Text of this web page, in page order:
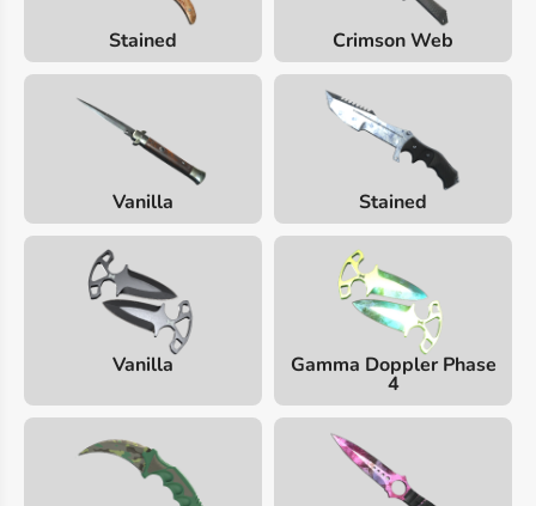
Stained Crimson Web
Vanilla Stained
Vanilla Gamma Doppler Phase
4